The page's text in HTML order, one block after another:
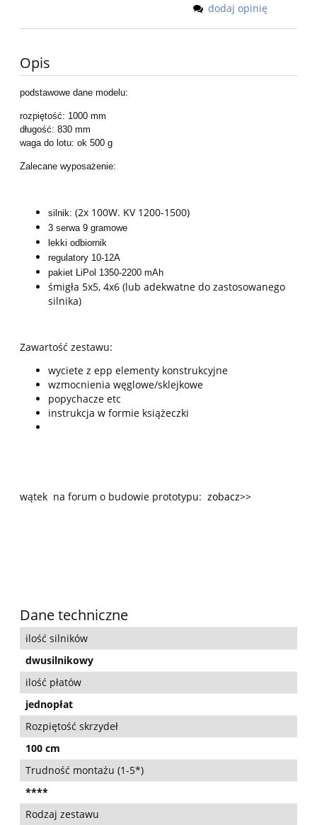
dodaj opinię
Opis
podstawowe dane modelu:
rozpiętość: 1000 mm
długość: 830 mm
waga do lotu: ok 500 g
Zalecane wyposażenie:
silnik: (2x 100W. KV 1200-1500)
3 serwa 9 gramowe
lekki odbiornik
regulatory 10-12A
pakiet LiPol 1350-2200 mAh
śmigła 5x5, 4x6 (lub adekwatne do zastosowanego
silnika)
Zawartość zestawu:
wyciete z epp elementy konstrukcyjne
wzmocnienia węglowe/sklejkowe
popychacze etc
instrukcja w formie książeczki
wątek na forum o budowie prototypu: zobacz>>
Dane techniczne
ilość silników
dwusilnikowy
ilość płatów
jednopłat
Rozpiętość skrzydeł
100 cm
Trudność montażu (1-5*)
****
Rodzaj zestawu